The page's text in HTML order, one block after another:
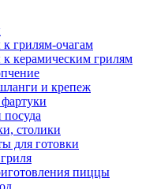
к грилям-очагам
к керамическим грилям
и крепеж
столики
для готовки
пиццы